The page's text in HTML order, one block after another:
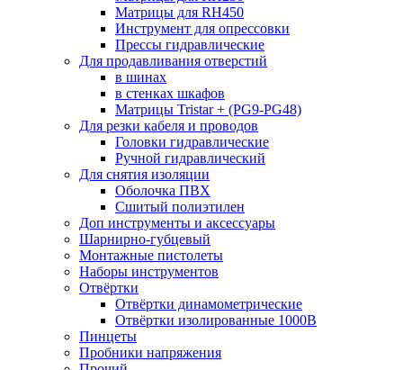
Матрицы для RH450
Инструмент для опрессовки
Прессы гидравлические
Для продавливания отверстий
в шинах
в стенках шкафов
Матрицы Tristar + (PG9-PG48)
Для резки кабеля и проводов
Головки гидравлические
Ручной гидравлический
Для снятия изоляции
Оболочка ПВХ
Сшитый полиэтилен
Доп инструменты и аксессуары
Шарнирно-губцевый
Монтажные пистолеты
Наборы инструментов
Отвёртки
Отвёртки динамометрические
Отвёртки изолированные 1000В
Пинцеты
Пробники напряжения